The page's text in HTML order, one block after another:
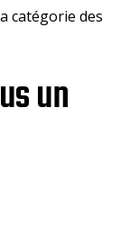
catégorie des
un